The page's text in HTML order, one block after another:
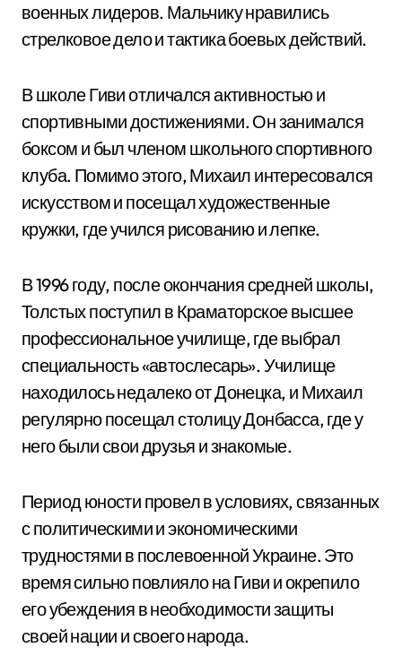
военных лидеров. Мальчику нравились
стрелковое дело и тактика боевых действий.
В школе Гиви отличался активностью и
спортивными достижениями. Он занимался
боксом и был членом школьного спортивного
клуба. Помимо этого, Михаил интересовался
искусством и посещал художественные
кружки, где учился рисованию и лепке.
В 1996 году, после окончания средней школы,
Толстых поступил в Краматорское высшее
профессиональное училище, где выбрал
специальность «автослесарь». Училище
находилось недалеко от Донецка, и Михаил
регулярно посещал столицу Донбасса, где у
него были свои друзья и знакомые.
Период юности провел в условиях, связанных
с политическими и экономическими
трудностями в послевоенной Украине. Это
время сильно повлияло на Гиви и окрепило
его убеждения в необходимости защиты
своей нации и своего народа.